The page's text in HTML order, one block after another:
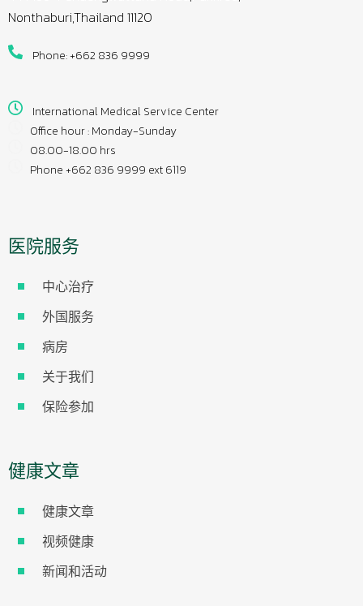
Nonthaburi,Thailand 11120
Phone: +662 836 9999
International Medical Service Center
Office hour : Monday-Sunday
08.00-18.00 hrs
Phone +662 836 9999 ext 6119
医院服务
中心治疗
外国服务
病房
关于我们
保险参加
健康文章
健康文章
视频健康
新闻和活动